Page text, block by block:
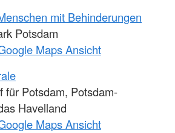
mit Behinderungen
Potsdam
Maps Ansicht
für Potsdam, Potsdam-
Havelland
Maps Ansicht